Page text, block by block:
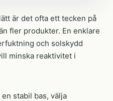
är det ofta ett tecken på
fler produkter. En enklare
och solskydd
minska reaktivitet i
stabil bas, välja